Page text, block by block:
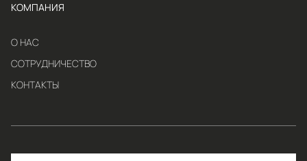
КОМПАНИЯ
О НАС
СОТРУДНИЧЕСТВО
КОНТАКТЫ